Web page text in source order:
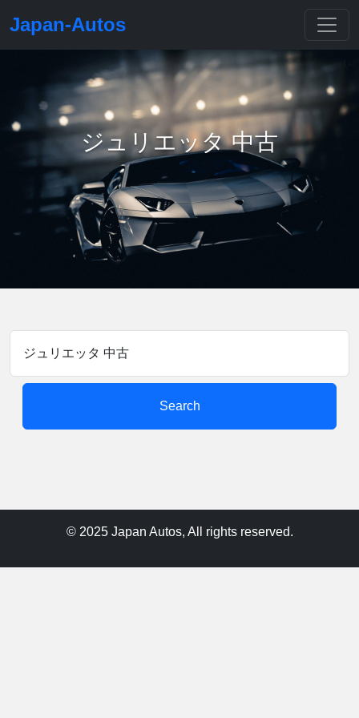
Japan-Autos
ジュリエッタ 中古
Search
© 2025 Japan Autos, All rights reserved.